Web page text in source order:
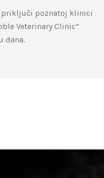
priključi poznatoj klinici
Veterinary Clinic”
dana.